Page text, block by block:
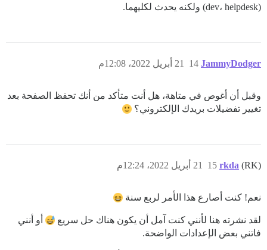
(dev، helpdesk) ولكنه يحدث لكليهما.
JammyDodger 21 أبريل 2022، 12:08م 14
وقبل أن أغوص في متاهة، هل أنت متأكد من أنك تحفظ الصفحة بعد
تغيير تفضيلات بريدك الإلكتروني؟
rkda (RK) 21 أبريل 2022، 12:24م 15
نعم! كنت أصارع هذا الأمر لربع سنة
لقد نشرته هنا لأنني كنت آمل أن يكون هناك حل سريع
أو أنني
فاتني بعض الإعدادات الواضحة.